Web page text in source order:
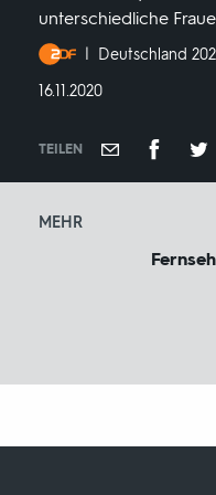
unterschiedliche
Produktionsland
und
Deutschland
DATUM:
16.11.2020
TEILEN
MEHR